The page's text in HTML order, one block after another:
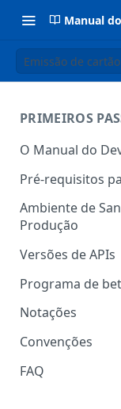
Manual
Emissão de cartão
PRIMEIROS
O Manual do
Pré-requisitos
Ambiente de
Produção
Versões de APIs
Programa de
Notações
Convenções
HATEOAS
FAQ